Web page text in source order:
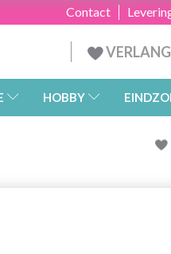
Contact
HOBBY